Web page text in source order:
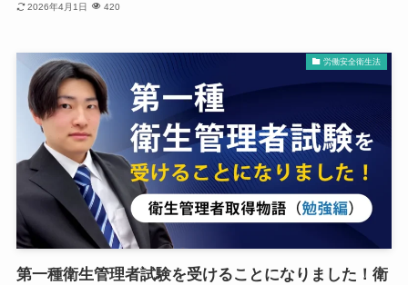
2026年4月1日 420
労働安全衛生法
第一種衛生管理者試験を受けることになりました！衛